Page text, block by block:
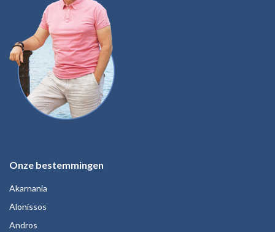
Onze bestemmingen
Akarnania
Alonissos
Andros